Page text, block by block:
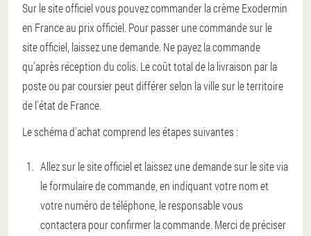
Sur le site officiel vous pouvez commander la crème Exodermin
en France au prix officiel. Pour passer une commande sur le
site officiel, laissez une demande. Ne payez la commande
qu'après réception du colis. Le coût total de la livraison par la
poste ou par coursier peut différer selon la ville sur le territoire
de l'état de France.
Le schéma d'achat comprend les étapes suivantes :
Allez sur le site officiel et laissez une demande sur le site via
le formulaire de commande, en indiquant votre nom et
votre numéro de téléphone, le responsable vous
contactera pour confirmer la commande. Merci de préciser